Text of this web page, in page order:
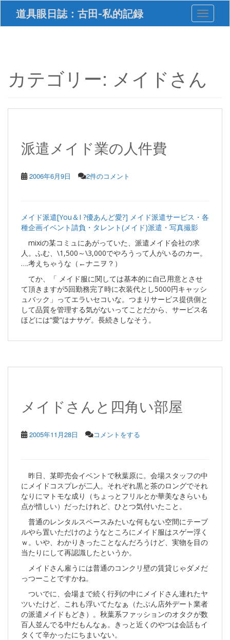
i
道具眼日誌：古田-私的記録 Toggle
カテゴリー: メイドさん
派遣メイド業の人件費
2006年6月9日 2件のコメント
メイド派遣[You＆I ?優あんど愛?] メイド派遣サービス・各
種企画イベント請負・タレント(メイド)派遣・写真撮影
mixiの某コミュにあがっていた、派遣メイド会社の求
人。ふむ、\1,500～\3,000でやろうって人がいるのカー。
….考えちゃうな（←ナニヲ？）
てか、「 メイド服に関しては基本的に自己用意とさせ
て頂きますが5回勤務完了時に衣装代とし5000円キャッシ
ュバック」ってエラいセコいな。つまりサービス提供側と
して品質を管理する気がないってことだから、サービス名
ほどには“愛”はナサゲ。長続きしなそう。
メイドさんと四角い部屋
2005年11月28日 コメントをする
昨日、某即売会イベントで秋葉原に。会場スタッフの中
にメイドコスプレが二人。それぞれ黒と茶のロングでそれ
なりにマトモな成り（ちょっとフリルとか華美なきらいも
点が惜しい）だったけれど、ひとつ気付いたこと。
普通のレンタルスペースみたいな何もない空間にテーブ
ルやら置いただけのようなところにメイド服はスゲー浮く
ｗ。いや、わかりきったことなんだろうけど、実物を目の
当たりにして再認識したというか。
メイドさん雇うには普通のコンクリ壁の賃貸じゃダメだ
っつーことですかね。
ついでに、会場まで続く行列の中にメイドさん連れたヤ
ツいたけど、これも浮いてたなぁ（たぶん店外デート業者
の派遣メイドもどき）。秋葉系ファッションのオタクが数
百人並んでる中だもんなぁ。きっと近くのやつは会話もイ
タくて辛かったにちまいない。